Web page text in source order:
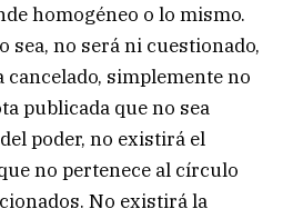
homogéneo o lo mismo.
sea, no será ni cuestionado,
simplemente no
publicada que no sea
poder, no existirá el
no pertenece al círculo
No existirá la